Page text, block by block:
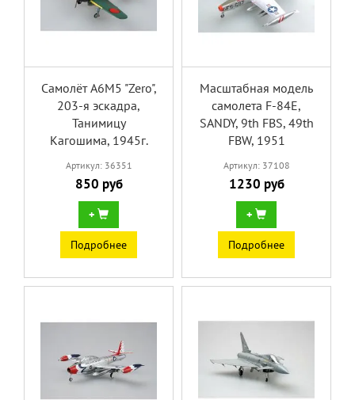
Самолёт A6M5 "Zero",
203-я эскадра,
Танимицу
Кагошима, 1945г.
Артикул: 36351
850 руб
+
Подробнее
Масштабная модель
самолета F-84E,
SANDY, 9th FBS, 49th
FBW, 1951
Артикул: 37108
1230 руб
+
Подробнее